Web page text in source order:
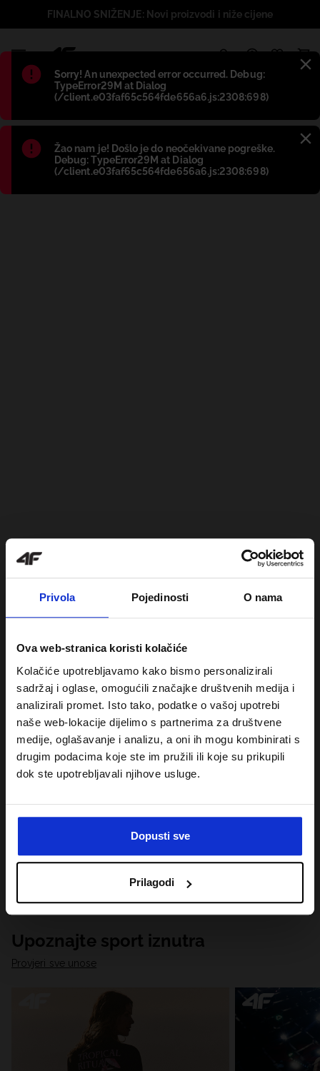
Privola Pojedinosti O nama
Ova web-stranica koristi kolačiće
Kolačiće upotrebljavamo kako bismo personalizirali
sadržaj i oglase, omogućili značajke društvenih medija i
analizirali promet. Isto tako, podatke o vašoj upotrebi
naše web-lokacije dijelimo s partnerima za društvene
medije, oglašavanje i analizu, a oni ih mogu kombinirati s
drugim podacima koje ste im pružili ili koje su prikupili
dok ste upotrebljavali njihove usluge.
Dopusti sve
Prilagodi
Błąd:
Sorry! An unexpected error occurred. Debug:
TypeError29M at Dialog
(/client.e03faf65c564fde656a6.js:2308:698)
Błąd:
Žao nam je! Došlo je do neočekivane pogreške.
Debug: TypeError29M at Dialog
(/client.e03faf65c564fde656a6.js:2308:698)
FINALNO SNIŽENJE: Novi proizvodi i niže cijene
Upoznajte sport iznutra
Provjeri sve unose